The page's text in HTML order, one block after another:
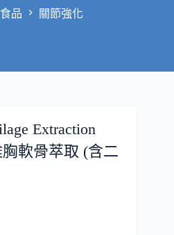
品 關節強化
Extraction
胸軟骨萃取 (含二